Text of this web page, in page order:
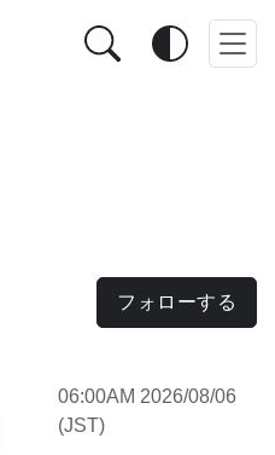
フォローする
06:00AM 2026/08/06
(JST)